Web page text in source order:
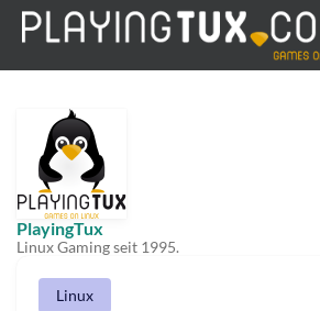
PlayingTux
Linux Gaming seit 1995.
Linux